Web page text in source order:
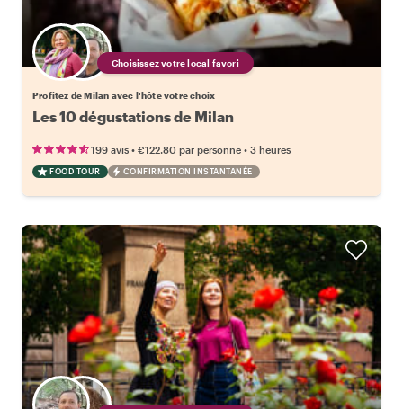
Choisissez votre local favori
Profitez de Milan avec l'hôte votre choix
Les 10 dégustations de Milan
199 avis • €122.80 par personne • 3 heures
FOOD TOUR CONFIRMATION INSTANTANÉE